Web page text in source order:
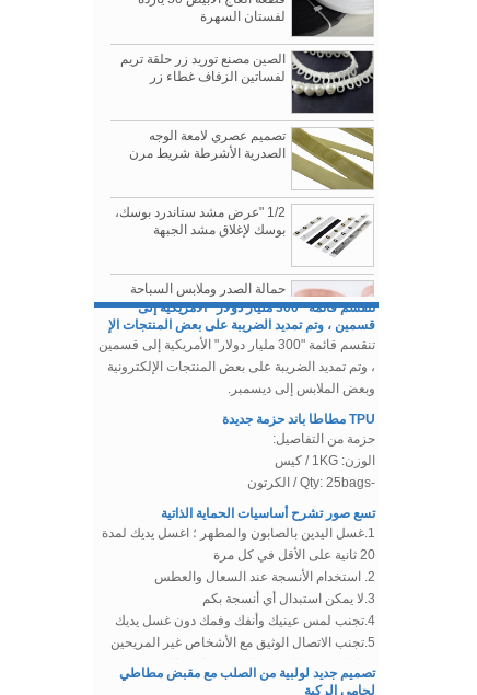
لفساتين الزفاف غطاء زر
الصدرية الأشرطة شريط مرن
بوسك لإغلاق مشد الجبهة
الملحقات حمالة الصدر
Underwire غلاف القطن القضية
النايلون المطلي النيكل الحرة
البرازيلي المنزلق الصين مصنع
الصدرية صنع الإكسسوارات
العرض
النايلون المغلفة البرازيلي
والمصنعين
تول مطرز، نسيج تول الترتر
لباس الزفاف، فساتين السهرة
مرنة السبيب جديلة التشذيب
لفستان الخياطة
مصنع مصنع الصين توريد
البلاستيك غير القطع من
Womenwear خريف / شتاء 2019 معارض
3 الأكثر تحدثا عن عروض الموسم
1. تومو كويزومي
2.Bottega فينيتا
تنقسم قائمة "300 مليار دولار" الأمريكية إلى
قسمين ، وتم تمديد الضريبة على بعض المنتجات الإ
تنقسم قائمة "300 مليار دولار" الأمريكية إلى قسمين
، وتم تمديد الضريبة على بعض المنتجات الإلكترونية
وبعض الملابس إلى ديسمبر.
TPU مطاطا باند حزمة جديدة
حزمة من التفاصيل:
الوزن: 1KG / كيس
-Qty: 25bags / الكرتون
تسع صور تشرح أساسيات الحماية الذاتية
1.غسل اليدين بالصابون والمطهر ؛ اغسل يديك لمدة
20 ثانية على الأقل في كل مرة
2. استخدام الأنسجة عند السعال والعطس
3.لا يمكن استبدال أي أنسجة بكم
4.تجنب لمس عينيك وأنفك وفمك دون غسل يديك
5.تجنب الاتصال الوثيق مع الأشخاص غير المريحين
6- إذا شعرت بالحمى والتعب ، والسعال ، وضيق
إلى عناية
تصميم جديد لولبية من الصلب مع مقبض مطاطي
لحامي الركبة
في سنة 2019، تصميم شركتنا شكلا جديدا من العظم